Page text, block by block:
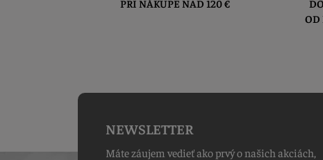
PRI NÁKUPE NAD 120 €
OD
NEWSLETTER
Máte záujem vedieť ako prvý o našich akciách,